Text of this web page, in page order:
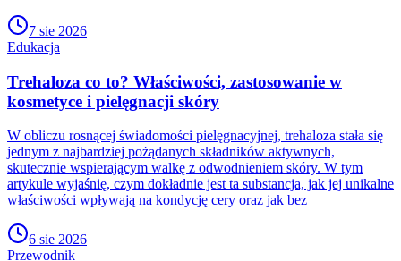
7 sie 2026
Edukacja
Trehaloza co to? Właściwości, zastosowanie w
kosmetyce i pielęgnacji skóry
W obliczu rosnącej świadomości pielęgnacyjnej, trehaloza stała się
jednym z najbardziej pożądanych składników aktywnych,
skutecznie wspierającym walkę z odwodnieniem skóry. W tym
artykule wyjaśnię, czym dokładnie jest ta substancja, jak jej unikalne
właściwości wpływają na kondycję cery oraz jak bez
6 sie 2026
Przewodnik